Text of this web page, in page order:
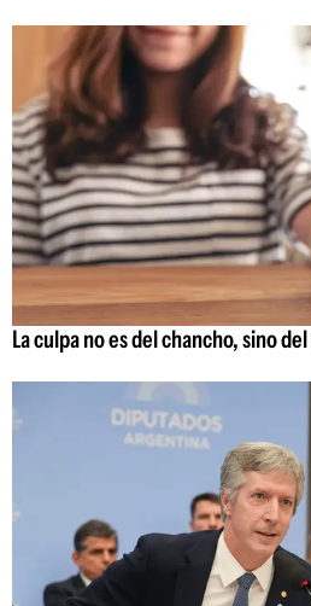
La culpa no es del chancho, sino